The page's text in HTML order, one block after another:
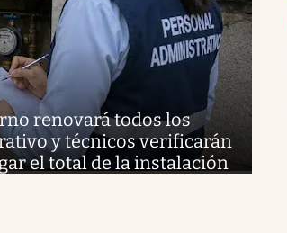
renovará todos los
y técnicos verificarán
el total de la instalación